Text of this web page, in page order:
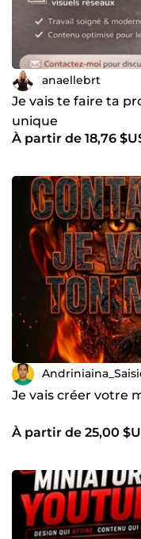
anaellebrt
Je vais te faire ta
unique
À partir de 18,76
Je vais créer votre
À partir de 25,00